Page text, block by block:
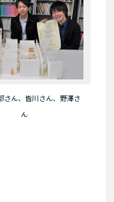
さん、皆川さん、野澤さ
ん